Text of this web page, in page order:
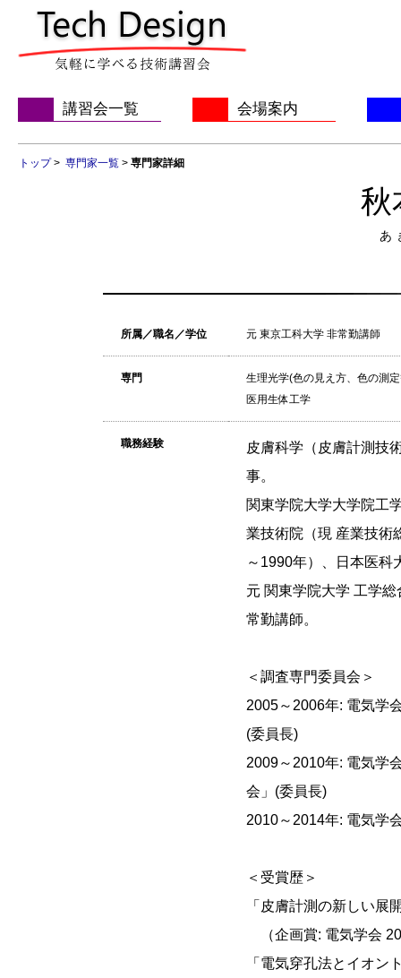
講習会一覧 会場案内
トップ> 専門家一覧 > 専門家詳細
秋
あ
所属／職名／学位 元 東京工科大学 非常勤講師
専門
生理光学(色の見え方、色の測
医用生体工学
職務経験
皮膚科学（皮膚計測技
事。
関東学院大学大学院工
業技術院（現 産業技術
～1990年）、日本医科
元 関東学院大学 工学
常勤講師。
＜調査専門委員会＞
2005～2006年: 電気学
(委員長)
2009～2010年: 電気学
会」(委員長)
2010～2014年: 電気学
＜受賞歴＞
「皮膚計測の新しい展
（企画賞: 電気学会
「電気穿孔法とイオン